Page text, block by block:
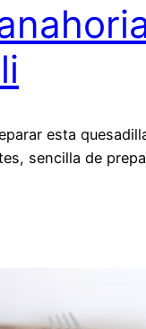
esta
sencilla de